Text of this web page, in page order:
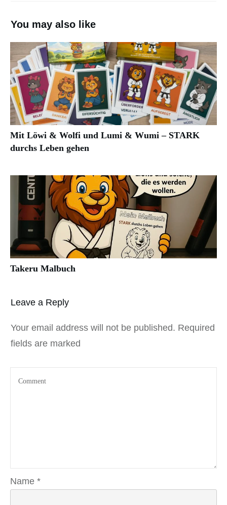
You may also like
Mit Löwi & Wolfi und Lumi & Wumi – STARK
durchs Leben gehen
Takeru Malbuch
Leave a Reply
Your email address will not be published. Required
fields are marked
Name *